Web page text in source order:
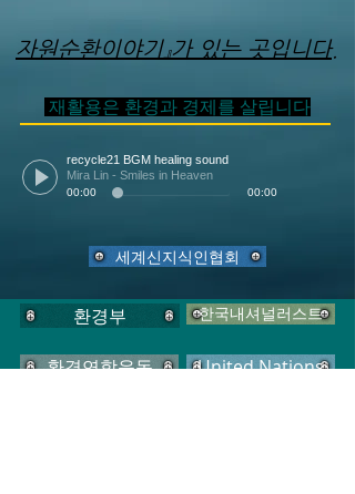
자원순환이야기』가 ​있는 곳입니다.
재활용은 환경과 경제를 살립니다
recycle21 BGM healing sound
Mira Lin - Smiles in Heaven
00:00 00:00
세계신지식인협회
환경부 한국내셔널러스트
환경연합운동 United Nations